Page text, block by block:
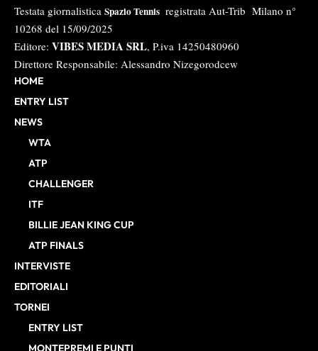
Testata giornalistica Spazio Tennis registrata Aut-Trib Milano n°
10268 del 15/09/2025
Editore: VIBES MEDIA SRL, P.iva 14250480960
Direttore Responsabile: Alessandro Nizegorodcew
HOME
ENTRY LIST
NEWS
WTA
ATP
CHALLENGER
ITF
BILLIE JEAN KING CUP
ATP FINALS
INTERVISTE
EDITORIALI
TORNEI
ENTRY LIST
MONTEPREMI E PUNTI